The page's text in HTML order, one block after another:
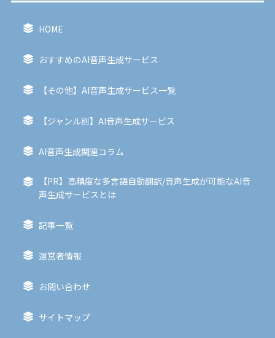
HOME
おすすめのAI音声生成サービス
【その他】AI音声生成サービス一覧
【ジャンル別】AI音声生成サービス
AI音声生成関連コラム
【PR】高精度な多言語自動翻訳/音声生成が可能なAI音
声生成サービスとは
記事一覧
運営者情報
お問い合わせ
サイトマップ